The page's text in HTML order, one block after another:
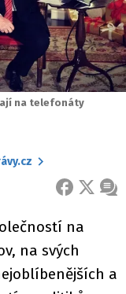
na telefonáty
FACEBOOK
X
na
na svých
a